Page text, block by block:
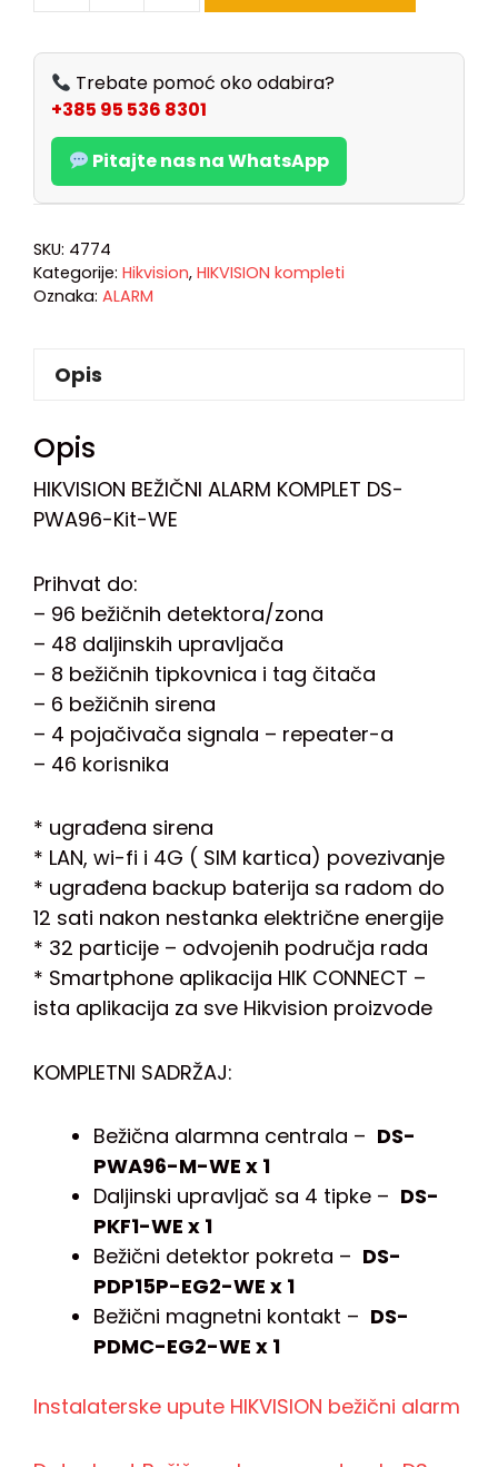
Trebate pomoć oko odabira?
+385 95 536 8301
Pitajte nas na WhatsApp
SKU: 4774
Kategorije: Hikvision, HIKVISION kompleti
Oznaka: ALARM
Opis
Opis
HIKVISION BEŽIČNI ALARM KOMPLET DS-
PWA96-Kit-WE
Prihvat do:
– 96 bežičnih detektora/zona
– 48 daljinskih upravljača
– 8 bežičnih tipkovnica i tag čitača
– 6 bežičnih sirena
– 4 pojačivača signala – repeater-a
– 46 korisnika
* ugrađena sirena
* LAN, wi-fi i 4G ( SIM kartica) povezivanje
* ugrađena backup baterija sa radom do
12 sati nakon nestanka električne energije
* 32 particije – odvojenih područja rada
* Smartphone aplikacija HIK CONNECT –
ista aplikacija za sve Hikvision proizvode
KOMPLETNI SADRŽAJ:
Bežična alarmna centrala – DS-
PWA96-M-WE x 1
Daljinski upravljač sa 4 tipke – DS-
PKF1-WE x 1
Bežični detektor pokreta – DS-
PDP15P-EG2-WE x 1
Bežični magnetni kontakt – DS-
PDMC-EG2-WE x 1
Instalaterske upute HIKVISION bežični alarm